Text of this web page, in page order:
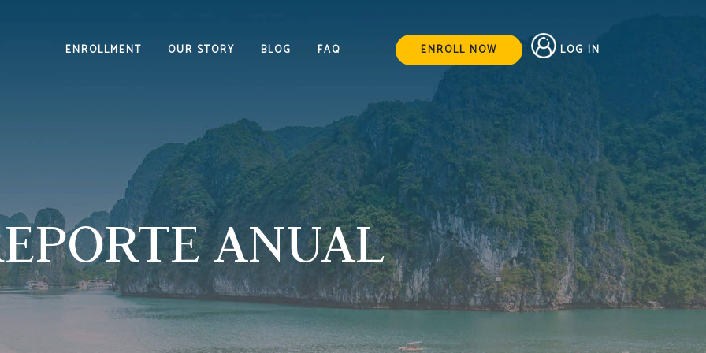
ENROLLMENT OUR STORY BLOG FAQ ENROLL NOW LOG IN
ANUAL